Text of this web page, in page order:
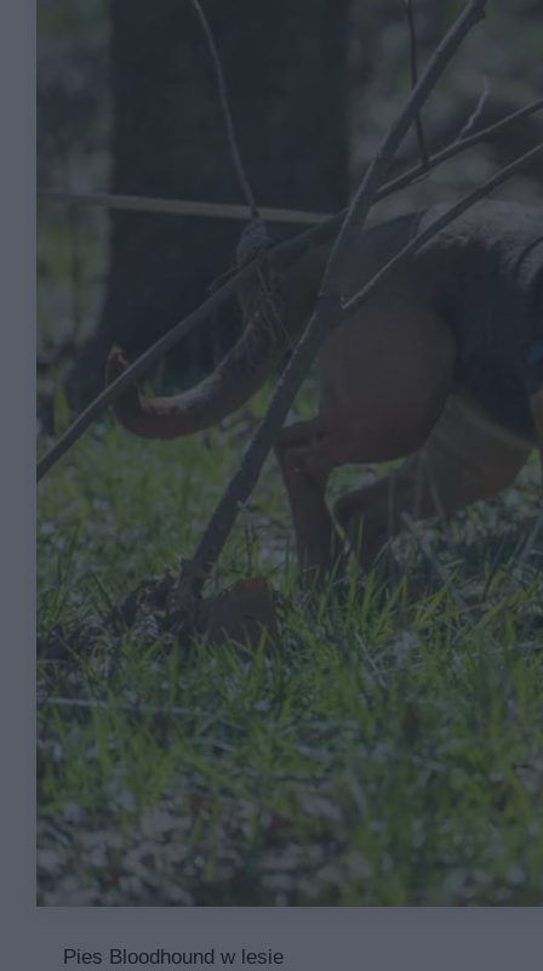
Pies Bloodhound w lesie